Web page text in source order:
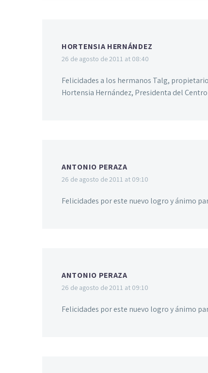
HORTENSIA HERNÁNDEZ
26 de agosto de 2011 at 08:40
Felicidades a los hermanos Talg,
Hortensia Hernández, Presidenta del
ANTONIO PERAZA
26 de agosto de 2011 at 09:10
Felicidades por este nuevo logro y ánimo
ANTONIO PERAZA
26 de agosto de 2011 at 09:10
Felicidades por este nuevo logro y ánimo